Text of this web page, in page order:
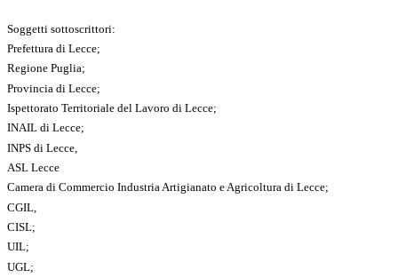
Soggetti sottoscrittori:
Prefettura di Lecce;
Regione Puglia;
Provincia di Lecce;
Ispettorato Territoriale del Lavoro di Lecce;
INAIL di Lecce;
INPS di Lecce,
ASL Lecce
Camera di Commercio Industria Artigianato e Agricoltura di Lecce;
CGIL,
CISL;
UIL;
UGL;